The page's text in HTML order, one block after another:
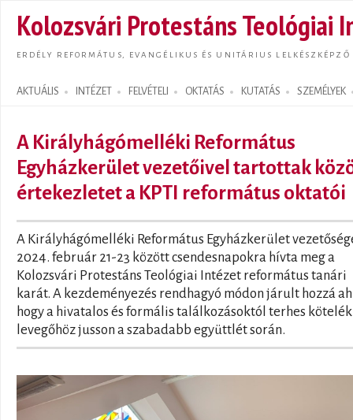
Kolozsvári Protestáns Teológiai
ERDÉLY REFORMÁTUS, EVANGÉLIKUS ÉS UNITÁRIUS LELKÉSZKÉPZŐ
AKTUÁLIS INTÉZET FELVÉTELI OKTATÁS KUTATÁS SZEMÉLYEK
Search form
A Királyhágómelléki Református
Egyházkerület vezetőivel tartottak
értekezletet a KPTI református oktatói
A Királyhágómelléki Református Egyházkerület
2024. február 21-23 között csendesnapokra hívta meg a
Kolozsvári Protestáns Teológiai Intézet református tanári
karát. A kezdeményezés rendhagyó módon járult hozzá
hogy a hivatalos és formális találkozásoktól terhes
levegőhöz jusson a szabadabb együttlét során.